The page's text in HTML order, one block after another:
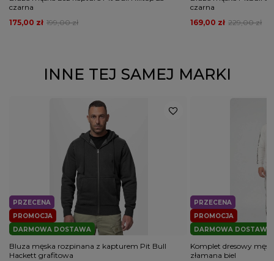
czarna
199,00 zł
175,00 zł
czarna
229,00 zł
169,00 zł
INNE TEJ SAMEJ MARKI
PROMOCJA
PRZECENA
DARMOWA DOSTAWA
Bluza męska rozpinana z kapturem Pit Bull
Hackett grafitowa
PROMOCJA
PRZECENA
DARMOWA DOSTAWA
Komplet dresowy
złamana biel